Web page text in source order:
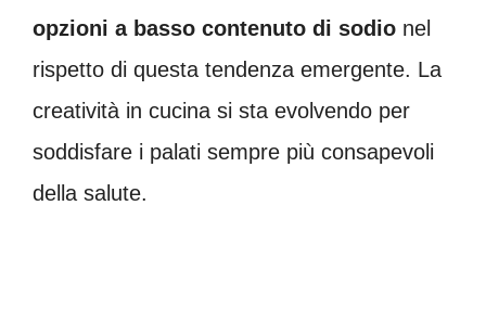
opzioni a basso contenuto di sodio nel
rispetto di questa tendenza emergente. La
creatività in cucina si sta evolvendo per
soddisfare i palati sempre più consapevoli
della salute.